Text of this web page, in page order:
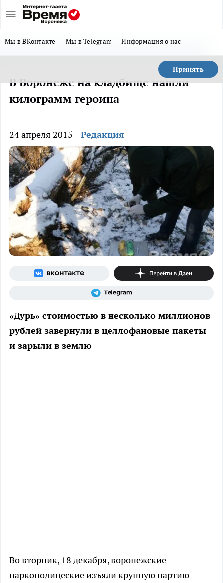
Мы в ВКонтакте Мы в Telegram Информация о нас
Принять
В Воронеже на кладбище нашли
килограмм героина
24 апреля 2015 Редакция
«Дурь» стоимостью в несколько миллионов
рублей завернули в целлофановые пакеты
и зарыли в землю
Во вторник, 18 декабря, воронежские
наркополицеские изъяли крупную партию